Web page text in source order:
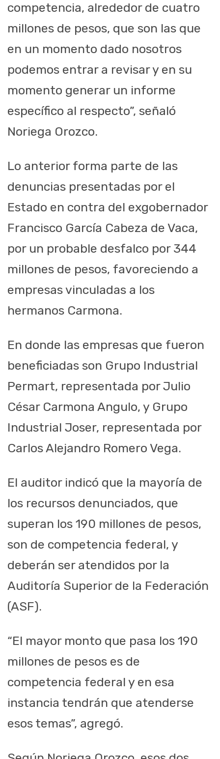
competencia, alrededor de cuatro
millones de pesos, que son las que
en un momento dado nosotros
podemos entrar a revisar y en su
momento generar un informe
específico al respecto”, señaló
Noriega Orozco.
Lo anterior forma parte de las
denuncias presentadas por el
Estado en contra del exgobernador
Francisco García Cabeza de Vaca,
por un probable desfalco por 344
millones de pesos, favoreciendo a
empresas vinculadas a los
hermanos Carmona.
En donde las empresas que fueron
beneficiadas son Grupo Industrial
Permart, representada por Julio
César Carmona Angulo, y Grupo
Industrial Joser, representada por
Carlos Alejandro Romero Vega.
El auditor indicó que la mayoría de
los recursos denunciados, que
superan los 190 millones de pesos,
son de competencia federal, y
deberán ser atendidos por la
Auditoría Superior de la Federación
(ASF).
“El mayor monto que pasa los 190
millones de pesos es de
competencia federal y en esa
instancia tendrán que atenderse
esos temas”, agregó.